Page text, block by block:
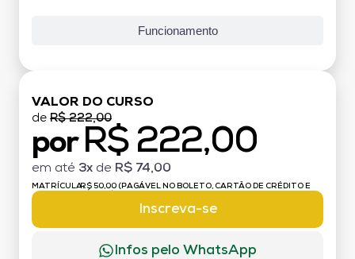
Funcionamento
VALOR DO CURSO
de R$ 222,00
por R$ 222,00
em até 3x de R$ 74,00
MATRÍCULA:R$ 50,00 (PAGÁVEL NO BOLETO, CARTÃO DE CRÉDITO E
Inscreva-se
Infos pelo WhatsApp